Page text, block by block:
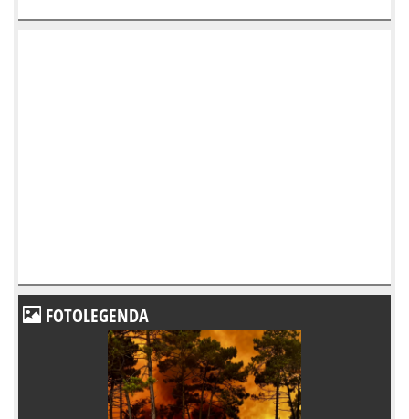
FOTOLEGENDA